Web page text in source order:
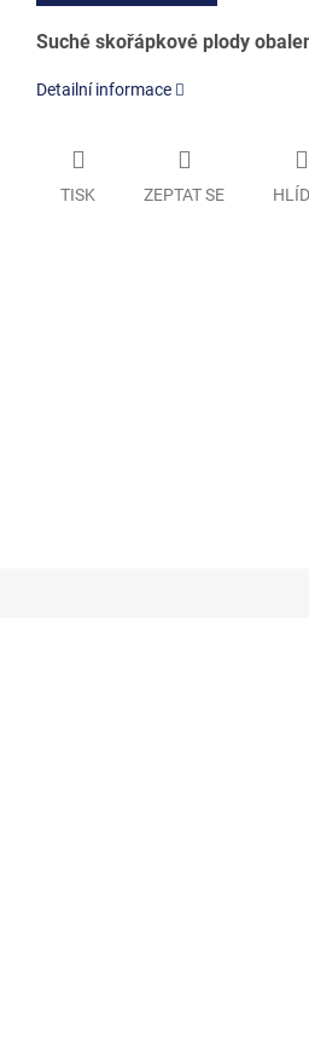
Suché skořápkové plody
Detailní informace
TISK ZEPTAT SE